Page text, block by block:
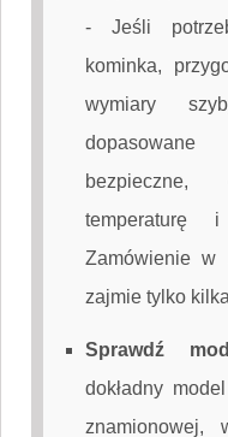
- Jeśli
kominka,
wymiary
temperaturę
Zamówienie w
zajmie tylko
Sprawdź
dokładny
znamionowej,